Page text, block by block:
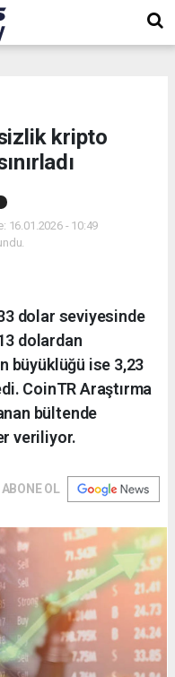
kripto
16.01.2026 - 10:49
dolar seviyesinde
dolardan
büyüklüğü ise 3,23
CoinTR Araştırma
bültende
veriliyor.
ABONE OL